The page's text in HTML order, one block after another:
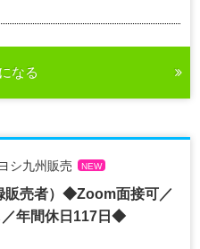
なる
シ九州販売 NEW
販売者）◆Zoom面接可／
／年間休日117日◆